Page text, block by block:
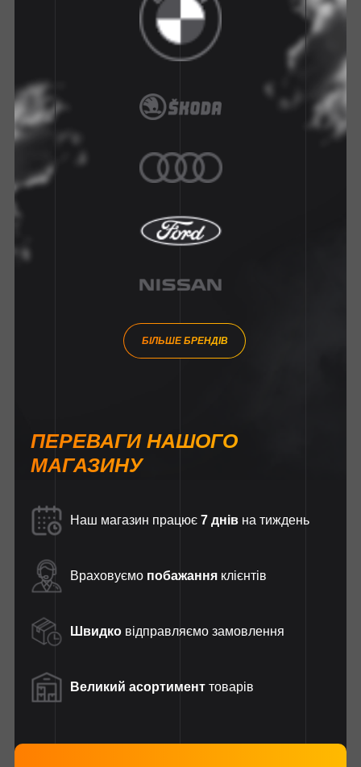
БІЛЬШЕ БРЕНДІВ
ПЕРЕВАГИ НАШОГО
МАГАЗИНУ
Наш магазин працює 7 днів на тиждень
Враховуємо побажання клієнтів
Швидко відправляємо замовлення
Великий асортимент товарів